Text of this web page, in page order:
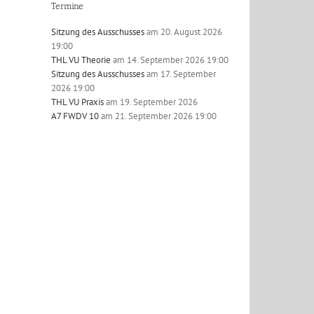
Termine
Sitzung des Ausschussesam 20. August 2026
19:00
THL VU Theorie am 14. September 2026 19:00
Sitzung des Ausschussesam 17. September
2026 19:00
THL VU Praxisam 19. September 2026
A7 FWDV 10am 21. September 2026 19:00